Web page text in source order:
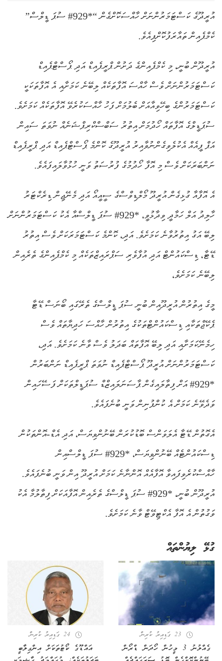
އުރީދޫގެ ކަސްޓަމަރުންނަށް ހާއްސަކޮށްގެން “*929# ސުޕަ ޑީލްސް”
ކެމްޕެއިން ތައާރަފުކޮށްފިއެވެ.
އުރީދޫން ބުނީ، މި ކެމްޕެއިންގެ ދަށުން ޕްރީޕެއިޑް އަދި ޕޯސްޓްޕެއިޑް
ކަސްޓަމަރުންނަށް ވެސް ހާއްސަ އޮފާތަކެއް ލިބޭނެ ކަމަށާއި އެ އޮފާތަކަކީ
ކަސްޓަމަރުންގެ ބިހޭވިއާއަށް ބެލުމަށް ފަހު ހާއްސަކުރެވޭ އޮފާތަކެއް ކަމަށެވެ.
ސުޕަޑީލްގެ އޮފާތައް ހޯދުމަށް އިތުރު ސަބްސްކްރިޕްޝަނެއް ނުވަތަ ސައިން
އަޕް ފީއެއް އެކުލެވިގެންނުވާއިރު އުރީދޫގެ ކޮންމެ ޕޯސްޓްޕެއިޑް އަދި ޕްރީޕެއިޑް
ނަންބަރަކަށް ވެސް މި އޮފާ ހޯދުމުގެ ފުރުސަތު ވަނީ ހުޅުވާލައިފައެވެ.
އެ އޮފާއާ ގުޅިގެން އުރީދޫ މޯލްޑިވްސްގެ ސީއީއޯ އަދި މެނޭޖިން ޑިރެކްޓަރު
ހާލިދު އަލް ހަމާދީ ވިދާޅުވީ، *929# ސުޕަ ޑީލްސްއާ އެކު ކަސްޓަމަރުންނަށް
ލިބޭ އަގު އިތުރުވާނެ ކަމަށެވެ. އަދި، ކޮންމެ ކަސްޓަމަރަކަށް ވެސް އިތުރު
ޑޭޓާ، ޑިސްކައުންޓް އަދި އުފާވެރި ސަޕްރައިޒްތަކެއް މި ކެމްޕެއިންގެ ތެރެއިން
ލިބޭނެ ކަމަށެވެ،
މީގެ އިތުރުން އުރީދޫއިން ބުނީ ސުޕަ ޑީލްސްގެ ތެރޭގައި ބޯނަސް ޑޭޓާ
ޕެކޭޖްތަކާއި ޑިސްކައުންޓްތަކުގެ އިތުރުން ހާއްސަ ހަދިޔާތައް ވެސް
ހިމެނޭކަމަށާއި އަދި ލިބޭ އޮފާތައް ބަދަލު ވެސް ވާނެ ކަމަށެވެ. އަދި،
ކަސްޓަމަރުންނަށް އުރީދޫ ޕޯސްޓްޕެއިޑް ނުވަތަ ޕްރީޕެއިޑް ނަންބަރުން
*929# އަށް ފިތާލައިގެން ޕާސަނަލައިޒްޑް ސުޕަޑީލްތަކަށް ފަސޭހައިން
ވަދެވޭނެ ކަމަށް އެ ކުންފުނިން ވަނީ ބުނެފައެވެ.
އެގޮތުން ޑޭޓާ އެލަވަންސް ބޮޑުކުރަން ބޭނުންވިޔަސް، އަދި އެޑް-އޮންތަކުން
ޑިސްކައުންޓެއް ބޭނުންވިޔަސް، *929# ސުޕަ ޑީލްސްއިން
ހާއްސްކުރެވިފައިވާ އޮފާއެއް އޮންނާނެ ކަމަށް އުރީދޫ އިން ވަނީ ބުނެފައެވެ.
އުރީދޫން ބުނީ، *929# ސުޕަ ޑީލްސްގެ ތެރެއިން އޮފާއަކަށް ފިތާލުމާ އެކު
ވަގުތުން އެ އޮފާ އެކްޓިވޭޓް ވާނެ ކަމަށެވެ.
ގުޅޭ ލިޔުންތައް
23 ގަޑިއިރު ކުރިން
ގެއްލުނު 3 މީހުން ހޯދަން ޑްރޯން
24 ގަޑިއިރު ކުރިން
އައްޑޫގެ ކޯޓުތަކަށް އިންގިލާބީ